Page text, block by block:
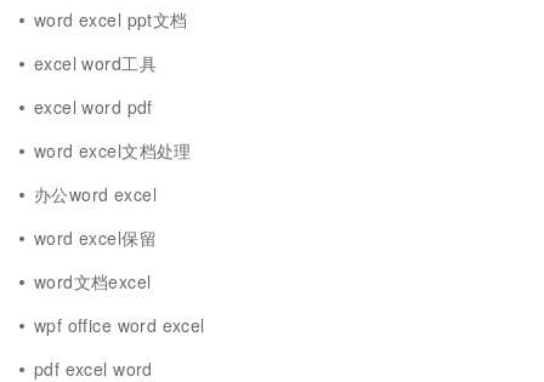
word excel ppt文档
excel word工具
excel word pdf
word excel文档处理
办公word excel
word excel保留
word文档excel
wpf office word excel
pdf excel word